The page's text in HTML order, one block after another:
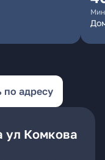
по адресу
ул Комкова